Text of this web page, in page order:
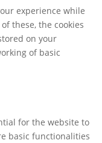
experience while
these, the cookies
on your
of basic
for the website to
basic functionalities